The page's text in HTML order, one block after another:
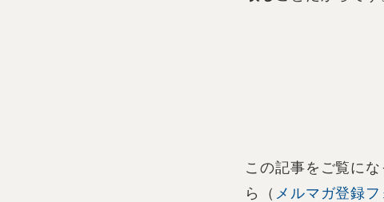
この記事をご覧に
ら（ メルマガ登録フ